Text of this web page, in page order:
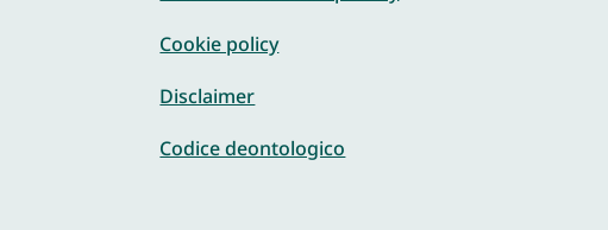
Cookie policy
Disclaimer
Codice deontologico